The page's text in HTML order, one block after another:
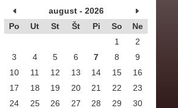
august - 2026
Po
Ut St Št Pi So
Ne
1
2
3
4 5 6 7 8
9
10
11 12 13 14 15
16
17
18 19 20 21 22
23
24
25 26 27 28 29 30